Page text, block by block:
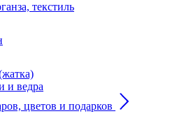
текстиль
и ведра
цветов и подарков